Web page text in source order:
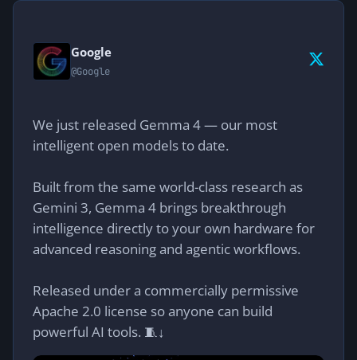
Google
@Google
We just released Gemma 4 — our most
intelligent open models to date.
Built from the same world-class research as
Gemini 3, Gemma 4 brings breakthrough
intelligence directly to your own hardware for
advanced reasoning and agentic workflows.
Released under a commercially permissive
Apache 2.0 license so anyone can build
powerful AI tools. 🧵↓